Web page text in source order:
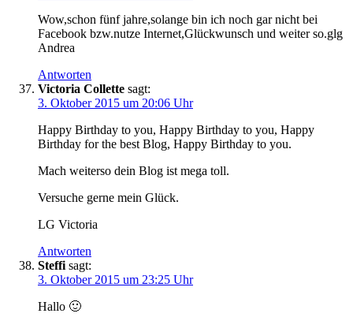
Wow,schon fünf jahre,solange bin ich noch gar nicht bei
Facebook bzw.nutze Internet,Glückwunsch und weiter so.glg
Andrea
Antworten
Victoria Collette sagt:
3. Oktober 2015 um 20:06 Uhr
Happy Birthday to you, Happy Birthday to you, Happy
Birthday for the best Blog, Happy Birthday to you.
Mach weiterso dein Blog ist mega toll.
Versuche gerne mein Glück.
LG Victoria
Antworten
Steffi sagt:
3. Oktober 2015 um 23:25 Uhr
Hallo 🙂